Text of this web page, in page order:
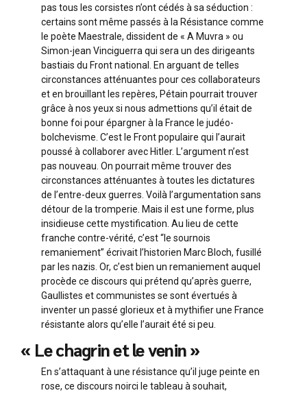
pas tous les corsistes n’ont cédés à sa séduction :
certains sont même passés à la Résistance comme
le poète Maestrale, dissident de « A Muvra » ou
Simon-jean Vinciguerra qui sera un des dirigeants
bastiais du Front national. En arguant de telles
circonstances atténuantes pour ces collaborateurs
et en brouillant les repères, Pétain pourrait trouver
grâce à nos yeux si nous admettions qu’il était de
bonne foi pour épargner à la France le judéo-
bolchevisme. C’est le Front populaire qui l’aurait
poussé à collaborer avec Hitler. L’argument n’est
pas nouveau. On pourrait même trouver des
circonstances atténuantes à toutes les dictatures
de l’entre-deux guerres. Voilà l’argumentation sans
détour de la tromperie. Mais il est une forme, plus
insidieuse cette mystification. Au lieu de cette
franche contre-vérité, c’est “le sournois
remaniement” écrivait l’historien Marc Bloch, fusillé
par les nazis. Or, c’est bien un remaniement auquel
procède ce discours qui prétend qu’après guerre,
Gaullistes et communistes se sont évertués à
inventer un passé glorieux et à mythifier une France
résistante alors qu’elle l’aurait été si peu.
« Le chagrin et le venin »
En s’attaquant à une résistance qu’il juge peinte en
rose, ce discours noirci le tableau à souhait,